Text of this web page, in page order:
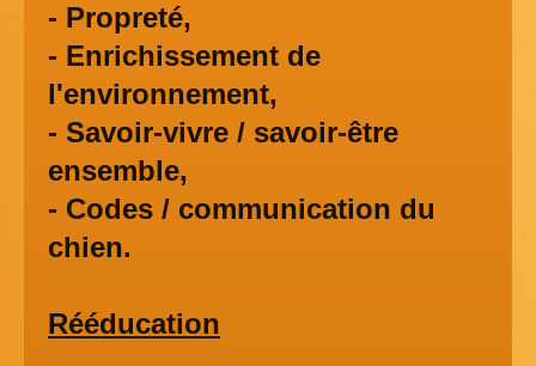
- Propreté,
- Enrichissement de
l'environnement,
- Savoir-vivre / savoir-être
ensemble,
- Codes / communication du
chien.
Rééducation